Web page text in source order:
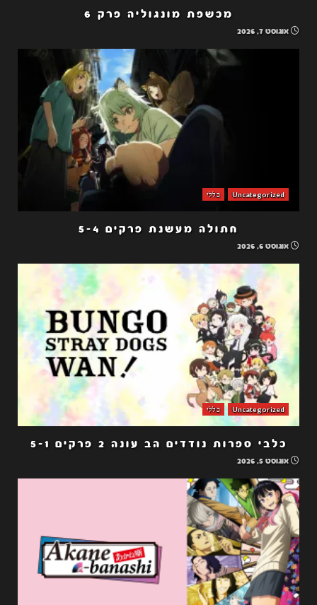
מכשפת מונגוליה פרק 6
אוגוסט 7, 2026
Uncategorized כללי
חתולה מעשנת פרקים 5-4
אוגוסט 6, 2026
Uncategorized כללי
כלבי ספרות נודדים הב עונה 2 פרקים 5-1
אוגוסט 5, 2026